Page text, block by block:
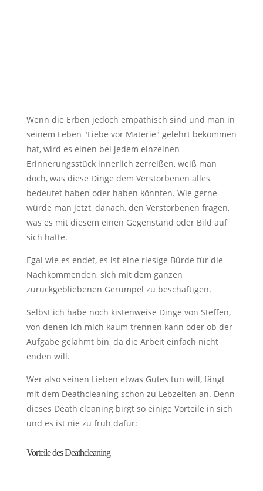
Wenn die Erben jedoch empathisch sind und man in
seinem Leben "Liebe vor Materie" gelehrt bekommen
hat, wird es einen bei jedem einzelnen
Erinnerungsstück innerlich zerreißen, weiß man
doch, was diese Dinge dem Verstorbenen alles
bedeutet haben oder haben könnten. Wie gerne
würde man jetzt, danach, den Verstorbenen fragen,
was es mit diesem einen Gegenstand oder Bild auf
sich hatte.
Egal wie es endet, es ist eine riesige Bürde für die
Nachkommenden, sich mit dem ganzen
zurückgebliebenen Gerümpel zu beschäftigen.
Selbst ich habe noch kistenweise Dinge von Steffen,
von denen ich mich kaum trennen kann oder ob der
Aufgabe gelähmt bin, da die Arbeit einfach nicht
enden will.
Wer also seinen Lieben etwas Gutes tun will, fängt
mit dem Deathcleaning schon zu Lebzeiten an. Denn
dieses Death cleaning birgt so einige Vorteile in sich
und es ist nie zu früh dafür:
Vorteile des Deathcleaning